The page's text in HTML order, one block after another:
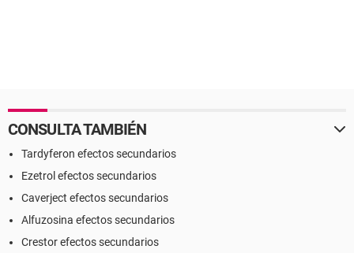
CONSULTA TAMBIÉN
Tardyferon efectos secundarios
Ezetrol efectos secundarios
Caverject efectos secundarios
Alfuzosina efectos secundarios
Crestor efectos secundarios